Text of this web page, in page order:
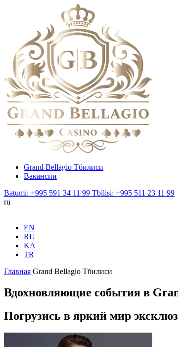
Grand Bellagio Тбилиси
Вакансии
Batumi: +995 591 34 11 99 Tbilisi: +995 511 23 11 99
ru
EN
RU
KA
TR
Главная Grand Bellagio Тбилиси
Вдохновляющие события в
Погрузись в яркий мир